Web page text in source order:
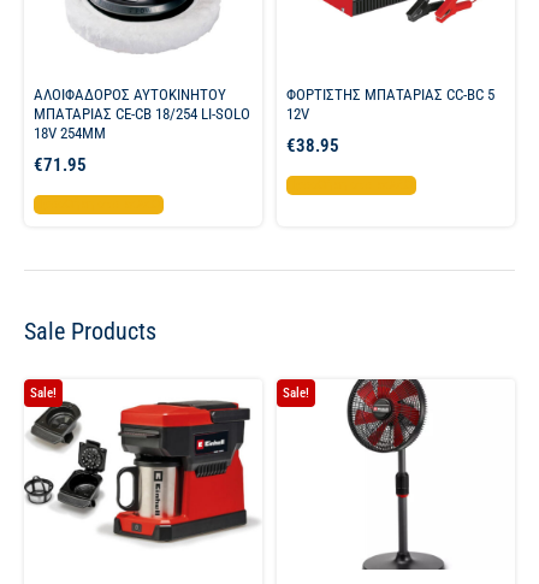
ΑΛΟΙΦΑΔΟΡΟΣ ΑΥΤΟΚΙΝΗΤΟΥ
ΜΠΑΤΑΡΙΑΣ CE-CB 18/254 LI-SOLO
18V 254MM
€71.95
Προσθήκη στο καλάθι
ΦΟΡΤΙΣΤΗΣ ΜΠΑΤΑΡΙΑΣ CC-BC 5
12V
€38.95
Προσθήκη στο καλάθι
Sale Products
Sale! Sale!